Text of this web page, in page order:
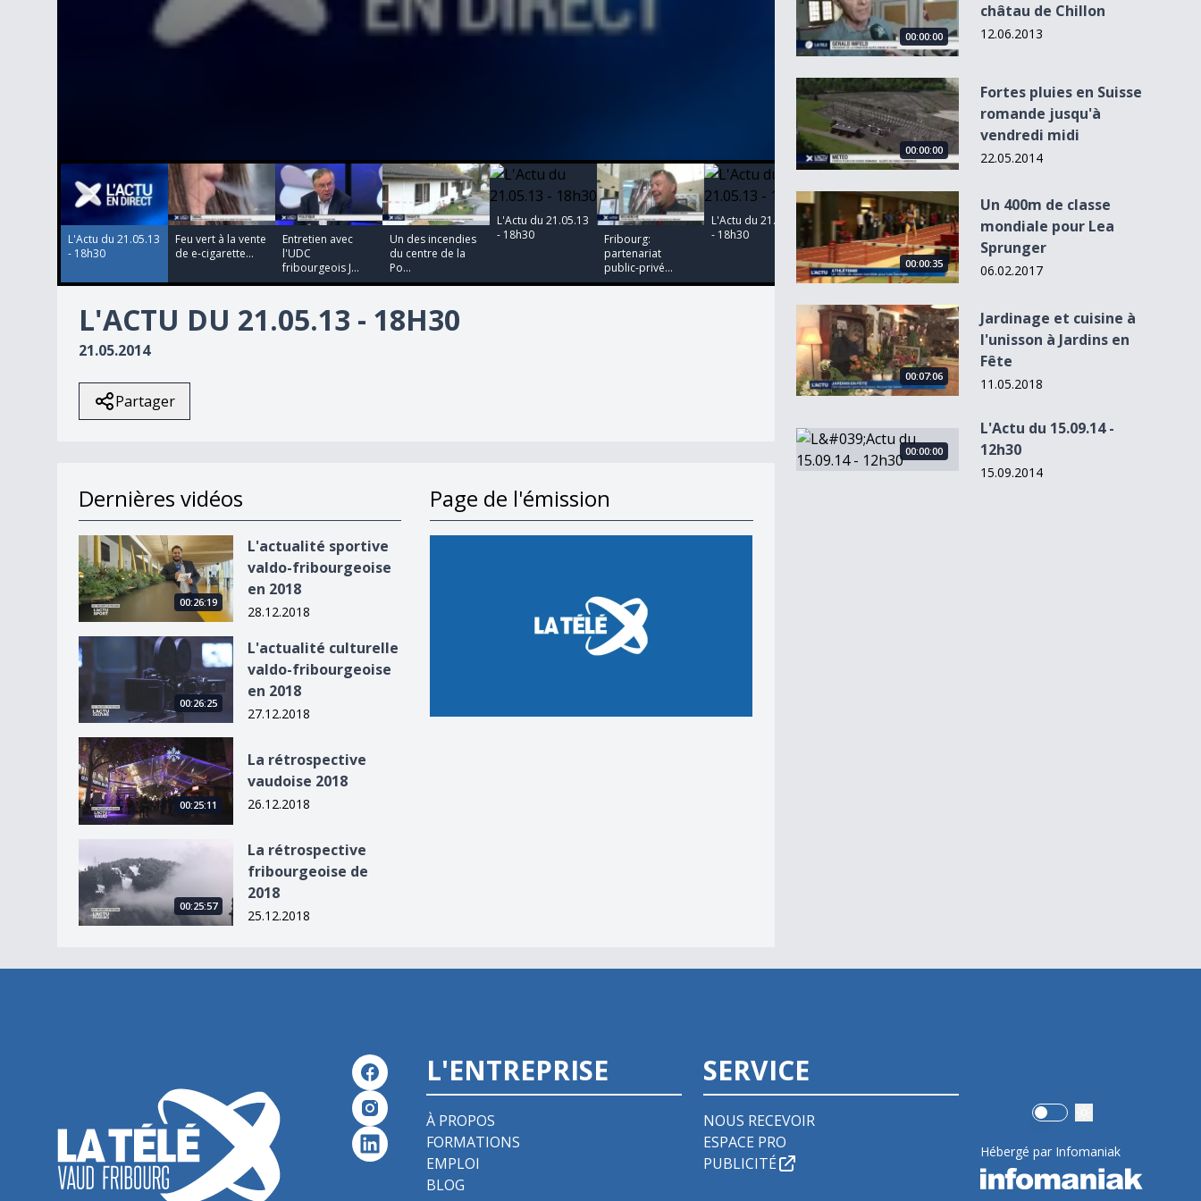
0
seconds
secondsVolume
90%
L'Actu du 21.05.13
- 18h30
Feu vert à la vente
de e-cigarette...
Entretien avec
l'UDC
fribourgeois J...
Un des incendies
du centre de la
Po...
L'Actu du 21.05.13
- 18h30
Fribourg:
partenariat
public-privé...
L'Actu du 21.05.13
- 18h30
Netflix arrive en
suisse en 2014
00:00:00
Quelle est
l'histoire de la
bourgeo...
Vaud: plus
d'interventions
pour la...
L'ACTU DU 21.05.13 - 18H30
21.05.2014
Partager
Dernières vidéos
L&#039;actualité sportive valdo-fribourgeoise en 2018
00:26:19
L'actualité sportive
valdo-fribourgeoise
en 2018
28.12.2018
L&#039;actualité culturelle valdo-fribourgeoise en 2018
00:26:25
L'actualité culturelle
valdo-fribourgeoise
en 2018
27.12.2018
La rétrospective vaudoise 2018
00:25:11
La rétrospective
vaudoise 2018
26.12.2018
La rétrospective fribourgeoise de 2018
00:25:57
La rétrospective
fribourgeoise de
2018
25.12.2018
Page de l'émission
00:00:00
châtau de Chillon
12.06.2013
Fortes pluies en Suisse romande jusqu&#039;à vendredi midi
00:00:00
Fortes pluies en Suisse
romande jusqu'à
vendredi midi
22.05.2014
Un 400m de classe mondiale pour Lea Sprunger
00:00:35
Un 400m de classe
mondiale pour Lea
Sprunger
06.02.2017
Jardinage et cuisine à l&#039;unisson à Jardins en Fête
00:07:06
Jardinage et cuisine à
l'unisson à Jardins en
Fête
11.05.2018
L&#039;Actu du 15.09.14 - 12h30
00:00:00
L'Actu du 15.09.14 -
12h30
15.09.2014
L'ENTREPRISE
À PROPOS
FORMATIONS
EMPLOI
BLOG
SERVICE
NOUS RECEVOIR
ESPACE PRO
PUBLICITÉ
Use setting
Hébergé par Infomaniak